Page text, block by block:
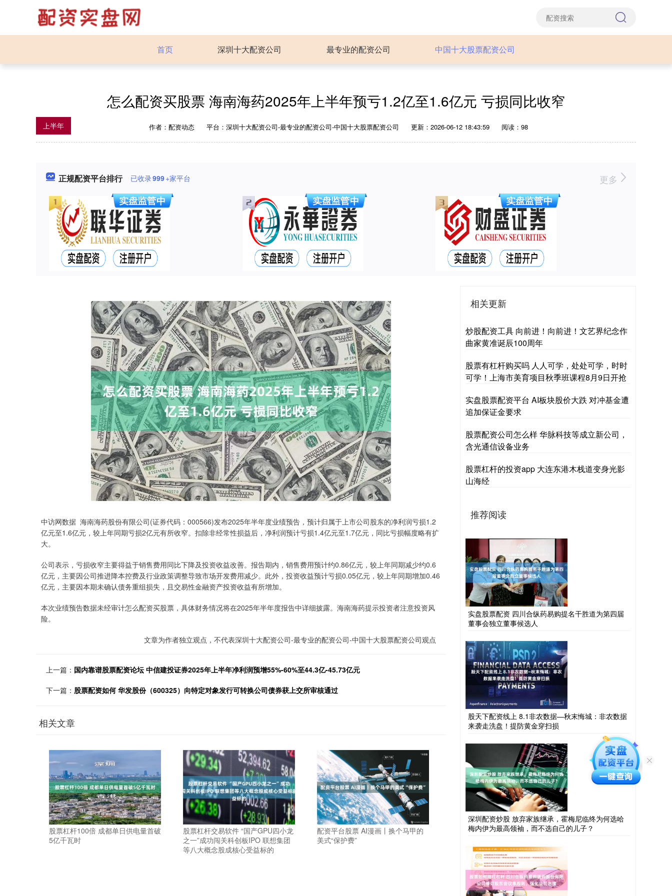
首页 深圳十大配资公司 最专业的配资公司 中国十大股票配资公司
怎么配资买股票 海南海药2025年上半年预亏1.2亿至1.6亿元 亏损同比收窄
上半年 作者：配资动态 平台：深圳十大配资公司-最专业的配资公司-中国十大股票配资公司 更新：2026-06-12 18:43:59 阅读：98
正规配资平台排行 已收录999+家平台 更多
中访网数据 海南海药股份有限公司(证券代码：000566)发布2025年半年度业绩预告，预计归属于上市公司股东的净利润亏损1.2
亿元至1.6亿元，较上年同期亏损2亿元有所收窄。扣除非经常性损益后，净利润预计亏损1.4亿元至1.7亿元，同比亏损幅度略有扩
大。
公司表示，亏损收窄主要得益于销售费用同比下降及投资收益改善。报告期内，销售费用预计约0.86亿元，较上年同期减少约0.6
亿元，主要因公司推进降本控费及行业政策调整导致市场开发费用减少。此外，投资收益预计亏损0.05亿元，较上年同期增加0.46
亿元，主要因本期未确认债务重组损失，且交易性金融资产投资收益有所增加。
本次业绩预告数据未经审计怎么配资买股票，具体财务情况将在2025年半年度报告中详细披露。海南海药提示投资者注意投资风
险。
文章为作者独立观点，不代表深圳十大配资公司-最专业的配资公司-中国十大股票配资公司观点
上一篇： 国内靠谱股票配资论坛 中信建投证券2025年上半年净利润预增55%-60%至44.3亿-45.73亿元
下一篇： 股票配资如何 华发股份（600325）向特定对象发行可转换公司债券获上交所审核通过
相关文章
股票杠杆100倍 成都单日供电量首破
5亿千瓦时
股票杠杆交易软件 “国产GPU四小龙
之一”成功闯关科创板IPO 联想集团
等八大概念股成核心受益标的
配资平台股票 AI漫画丨换个马甲的
美式“保护费”
相关更新
炒股配资工具 向前进！向前进！文艺界纪念作
曲家黄准诞辰100周年
股票有杠杆购买吗 人人可学，处处可学，时时
可学！上海市美育项目秋季班课程8月9日开抢
实盘股票配资平台 AI板块股价大跌 对冲基金遭
追加保证金要求
股票配资公司怎么样 华脉科技等成立新公司，
含光通信设备业务
股票杠杆的投资app 大连东港木栈道变身光影
山海经
推荐阅读
实盘股票配资 四川合纵药易购提名干胜道为第四届
董事会独立董事候选人
股天下配资线上 8.1非农数据—秋末悔城：非农数据
来袭走洗盘！提防黄金穿扫损
深圳配资炒股 放弃家族继承，霍梅尼临终为何选哈
梅内伊为最高领袖，而不选自己的儿子？